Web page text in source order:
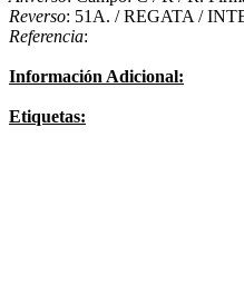
Reverso: 51A. / REGATA /
Referencia:
Información Adicional:
Etiquetas: